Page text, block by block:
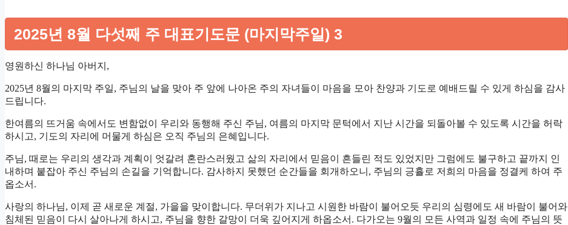
2025년 8월 다섯째 주 대표기도문 (마지막주일) 3
영원하신 하나님 아버지,
2025년 8월의 마지막 주일, 주님의 날을 맞아 주 앞에 나아온 주의 자녀들이 마음을 모아 찬양과 기도로 예배드릴 수 있게 하심을 감사
드립니다.
한여름의 뜨거움 속에서도 변함없이 우리와 동행해 주신 주님, 여름의 마지막 문턱에서 지난 시간을 되돌아볼 수 있도록 시간을 허락
하시고, 기도의 자리에 머물게 하심은 오직 주님의 은혜입니다.
주님, 때로는 우리의 생각과 계획이 엇갈려 혼란스러웠고 삶의 자리에서 믿음이 흔들린 적도 있었지만 그럼에도 불구하고 끝까지 인
내하며 붙잡아 주신 주님의 손길을 기억합니다. 감사하지 못했던 순간들을 회개하오니, 주님의 긍휼로 저희의 마음을 정결케 하여 주
옵소서.
사랑의 하나님, 이제 곧 새로운 계절, 가을을 맞이합니다. 무더위가 지나고 시원한 바람이 불어오듯 우리의 심령에도 새 바람이 불어와
침체된 믿음이 다시 살아나게 하시고, 주님을 향한 갈망이 더욱 깊어지게 하옵소서. 다가오는 9월의 모든 사역과 일정 속에 주님의 뜻